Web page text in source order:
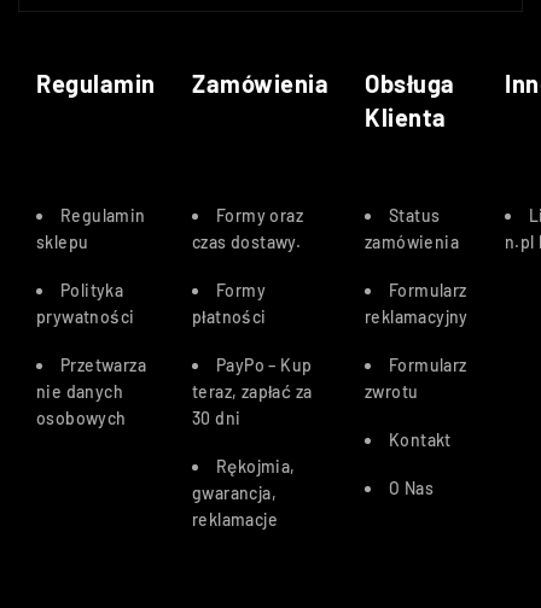
Regulamin Zamówienia
Obsługa
Klienta
Regulamin
sklepu
Polityka
prywatności
Przetwarza
nie danych
osobowych
Formy oraz
czas dostawy.
Formy
płatności
PayPo – Kup
teraz, zapłać za
30 dni
Rękojmia,
gwarancja,
reklamacje
Status
zamówienia
Formularz
reklamacyjny
Formularz
zwrotu
Kontakt
O Nas
n.pl